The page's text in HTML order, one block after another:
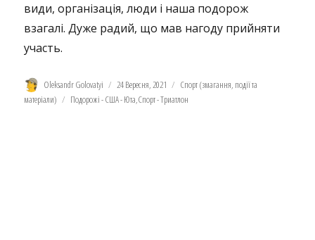
види, організація, люди і наша подорож
взагалі. Дуже радий, що мав нагоду прийняти
участь.
Автор
Oleksandr Golovatyi Оприлюднено
24 Вересня, 2021 Категорії
Спорт (змагання, події та
матеріали)
Позначки
Подорожі - США - Юта,Спорт - Триатлон